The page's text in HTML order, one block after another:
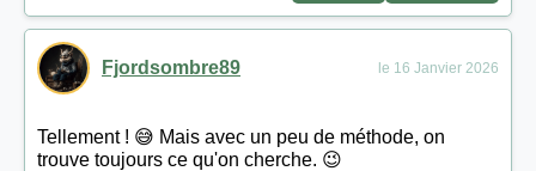
Fjordsombre89 le 16 Janvier 2026
Tellement ! 😅 Mais avec un peu de méthode, on
trouve toujours ce qu'on cherche. 😉